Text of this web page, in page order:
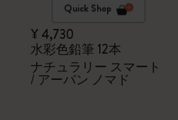
Quick Shop
¥ 4,730
水彩色鉛筆 12本
ナチュラリー スマート
/ アーバン ノマド